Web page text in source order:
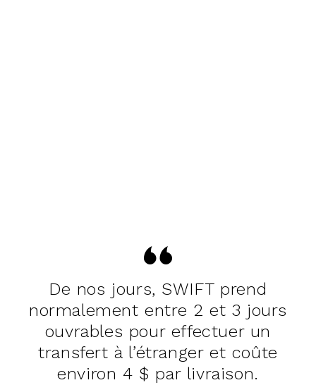
De nos jours, SWIFT prend
normalement entre 2 et 3 jours
ouvrables pour effectuer un
transfert à l’étranger et coûte
environ 4 $ par livraison.